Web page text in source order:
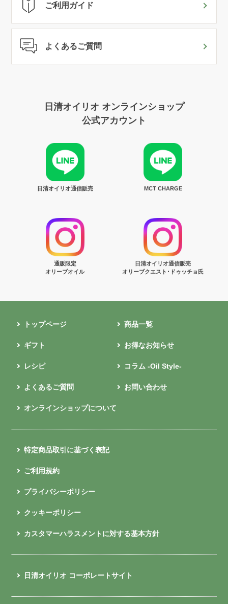
ご利用ガイド
よくあるご質問
日清オイリオ オンラインショップ
公式アカウント
日清オイリオ通信販売 MCT CHARGE
通販限定
オリーブオイル
日清オイリオ通信販売
オリーブクエスト･ドゥッチョ氏
トップページ 商品一覧
ギフト お得なお知らせ
レシピ コラム -Oil Style-
よくあるご質問 お問い合わせ
オンラインショップについて
特定商品取引に基づく表記
ご利用規約
プライバシーポリシー
クッキーポリシー
カスタマーハラスメントに対する基本方針
日清オイリオ コーポレートサイト